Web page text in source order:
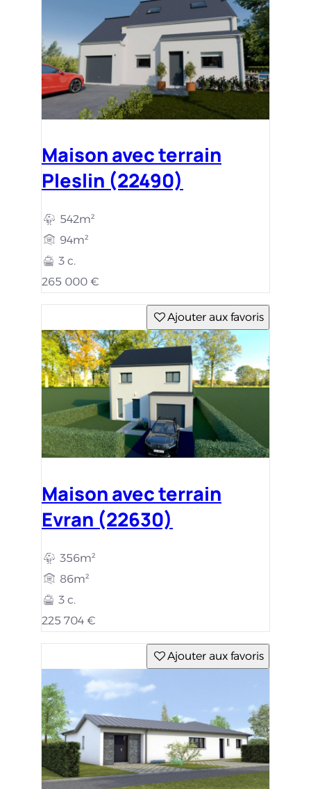
Maison avec terrain
Pleslin (22490)
542m²
94m²
3 c.
265 000 €
Ajouter aux favoris
Maison avec terrain
Evran (22630)
356m²
86m²
3 c.
225 704 €
Ajouter aux favoris